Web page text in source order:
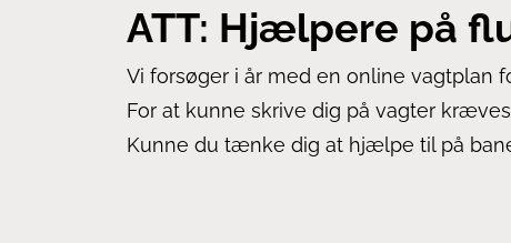
ATT: Hjælpere på
Vi forsøger i år med en online vagtplan
For at kunne skrive dig på vagter
Kunne du tænke dig at hjælpe til på